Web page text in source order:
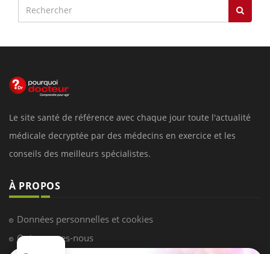
Le site santé de référence avec chaque jour toute l'actualité
médicale decryptée par des médecins en exercice et les
conseils des meilleurs spécialistes.
À PROPOS
Données personnelles et cookies
Qui sommes-nous